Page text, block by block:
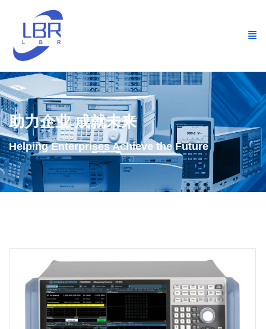
助力企业 成就未来
Helping Enterprises Achieve the Future